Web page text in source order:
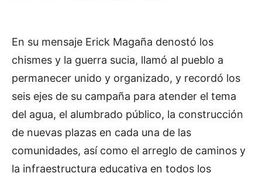
En su mensaje Erick Magaña denostó los
chismes y la guerra sucia, llamó al pueblo a
permanecer unido y organizado, y recordó los
seis ejes de su campaña para atender el tema
del agua, el alumbrado público, la construcción
de nuevas plazas en cada una de las
comunidades, así como el arreglo de caminos y
la infraestructura educativa en todos los